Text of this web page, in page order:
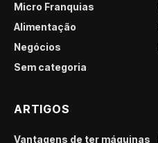
Micro Franquias
Alimentação
Negócios
Sem categoria
ARTIGOS
Vantagens de ter máquinas